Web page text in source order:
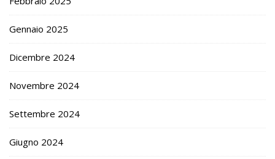
Gennaio 2025
Dicembre 2024
Novembre 2024
Settembre 2024
Giugno 2024